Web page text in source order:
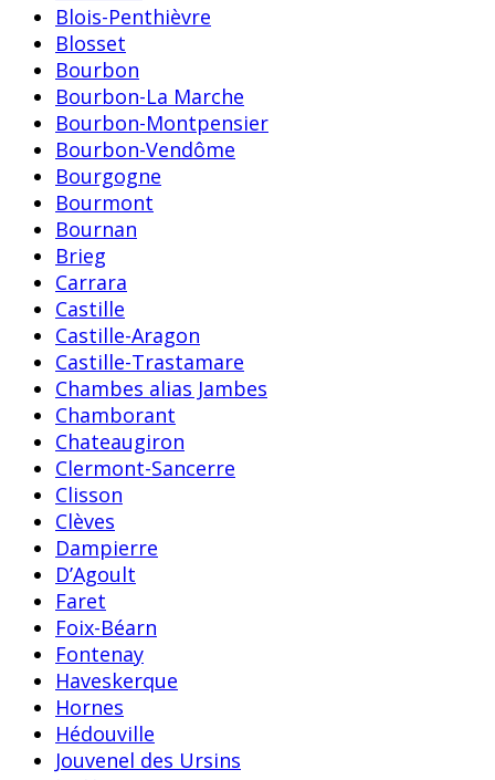
Blois-Penthièvre
Blosset
Bourbon
Bourbon-La Marche
Bourbon-Montpensier
Bourbon-Vendôme
Bourgogne
Bourmont
Bournan
Brieg
Carrara
Castille
Castille-Aragon
Castille-Trastamare
Chambes alias Jambes
Chamborant
Chateaugiron
Clermont-Sancerre
Clisson
Clèves
Dampierre
D’Agoult
Faret
Foix-Béarn
Fontenay
Haveskerque
Hornes
Hédouville
Jouvenel des Ursins